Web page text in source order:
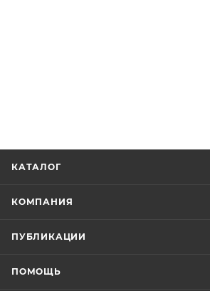
КАТАЛОГ
КОМПАНИЯ
ПУБЛИКАЦИИ
ПОМОЩЬ